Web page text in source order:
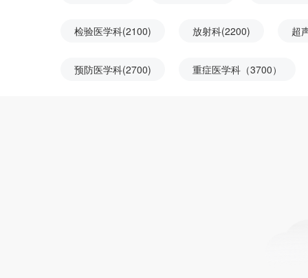
检验医学科(2100) 放射科(2200) 超
预防医学科(2700) 重症医学科（3700）